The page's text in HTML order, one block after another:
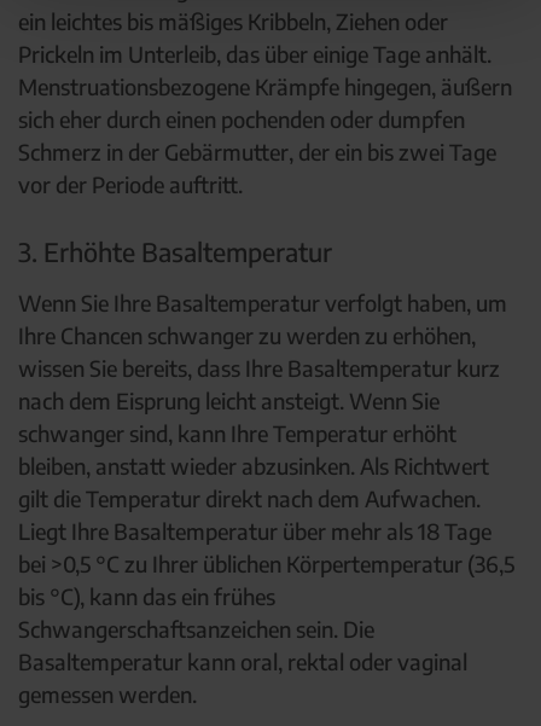
ein leichtes bis mäßiges Kribbeln, Ziehen oder
Prickeln im Unterleib, das über einige Tage anhält.
Menstruationsbezogene Krämpfe hingegen, äußern
sich eher durch einen pochenden oder dumpfen
Schmerz in der Gebärmutter, der ein bis zwei Tage
vor der Periode auftritt.
3. Erhöhte Basaltemperatur
Wenn Sie Ihre Basaltemperatur verfolgt haben, um
Ihre Chancen schwanger zu werden zu erhöhen,
wissen Sie bereits, dass Ihre Basaltemperatur kurz
nach dem Eisprung leicht ansteigt. Wenn Sie
schwanger sind, kann Ihre Temperatur erhöht
bleiben, anstatt wieder abzusinken. Als Richtwert
gilt die Temperatur direkt nach dem Aufwachen.
Liegt Ihre Basaltemperatur über mehr als 18 Tage
bei >0,5 °C zu Ihrer üblichen Körpertemperatur (36,5
bis °C), kann das ein frühes
Schwangerschaftsanzeichen sein. Die
Basaltemperatur kann oral, rektal oder vaginal
gemessen werden.